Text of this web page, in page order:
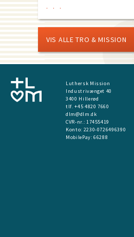
VIS ALLE TRO & MISSION
Luthersk Mission
Industrivænget 40
3400 Hillerød
tlf. +45 4820 7660
dlm@dlm.dk
CVR-nr.: 17455419
​Konto: 2230-0726496390
MobilePay:66288